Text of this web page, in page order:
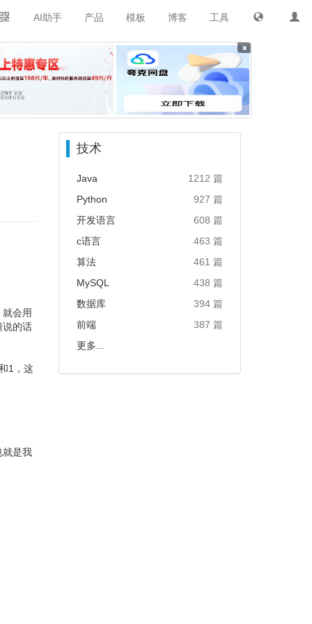
工具
博客
模板
产品
AI助手
×
会用
说的话
1，这
就是我
技术
Java
1212 篇
Python
927 篇
开发语言
608 篇
c语言
463 篇
算法
461 篇
MySQL
438 篇
数据库
394 篇
前端
387 篇
更多...